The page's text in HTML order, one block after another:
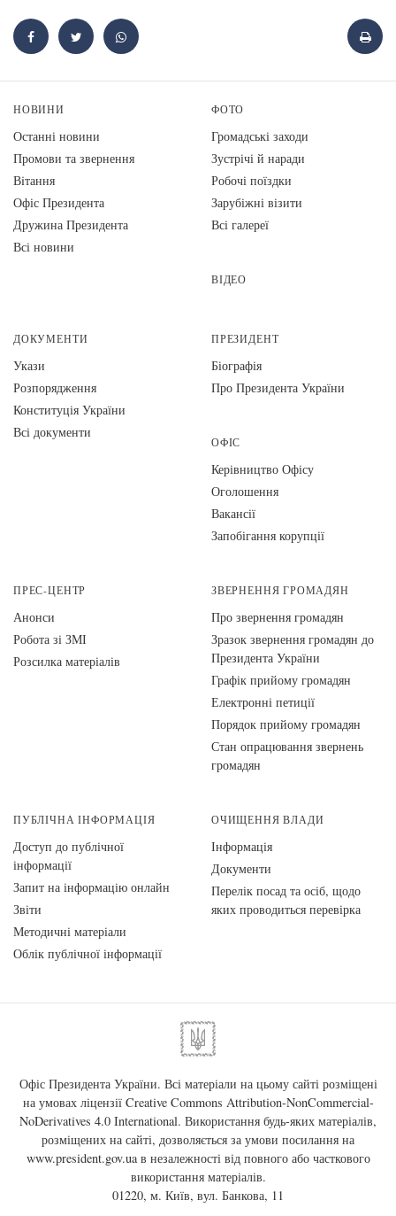
НОВИНИ
Останні новини
Промови та звернення
Вiтання
Офіс Президента
Дружина Президента
Всі новини
ФОТО
Громадські заходи
Зустрічі й наради
Робочі поїздки
Зарубіжні візити
Всі галереї
ВІДЕО
ДОКУМЕНТИ
Укази
Розпорядження
Конституція України
Всі документи
ПРЕЗИДЕНТ
Біографія
Про Президента України
ОФІС
Керівництво Офісу
Оголошення
Вакансії
Запобігання корупції
ПРЕС-ЦЕНТР
Анонси
Робота зі ЗМІ
Розсилка матеріалів
ЗВЕРНЕННЯ ГРОМАДЯН
Про звернення громадян
Зразок звернення громадян до
Президента України
Графік прийому громадян
Електронні петиції
Порядок прийому громадян
Стан опрацювання звернень
громадян
ПУБЛІЧНА ІНФОРМАЦІЯ
Доступ до публічної
інформації
Запит на інформацію онлайн
Звіти
Методичні матеріали
Облік публічної інформації
ОЧИЩЕННЯ ВЛАДИ
Інформація
Документи
Перелік посад та осіб, щодо
яких проводиться перевірка
Офіс Президента України. Всі матеріали на цьому сайті розміщені
на умовах ліцензії Creative Commons Attribution-NonCommercial-
NoDerivatives 4.0 International. Використання будь-яких матеріалів,
розміщених на сайті, дозволяється за умови посилання на
www.president.gov.uaв незалежності від повного або часткового
використання матеріалів.
01220, м. Київ, вул. Банкова, 11